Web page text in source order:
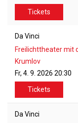
Tickets
Da Vinci
Freilichttheater mit
Krumlov
Fr, 4. 9. 2026 20:30
Tickets
Da Vinci